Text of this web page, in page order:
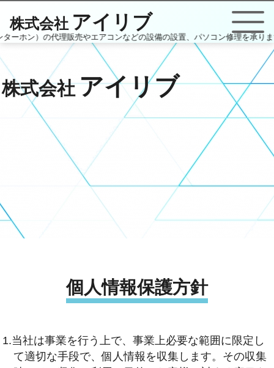
株式会社 アイリブ
ーホン）の代理販売やエアコンなどの設備の設置、パソコン修理を承りま
株式会社アイリブ
個人情報保護方針
1.当社は事業を行う上で、事業上必要な範囲に限定し
て適切な手段で、個人情報を収集します。その収集